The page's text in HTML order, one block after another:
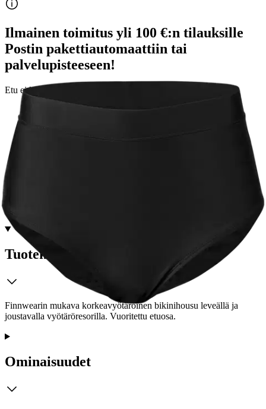
Ilmainen toimitus yli 100 €:n tilauksille
Postin pakettiautomaattiin tai
palvelupisteeseen!
Etu ei koske Suuri‑lisäpalvelulla toimitettavia tuotteita.
Tarkista myymäläsaatavuus
Tuotekuvaus
Finnwearin mukava korkeavyötäröinen bikinihousu leveällä ja
joustavalla vyötäröresorilla. Vuoritettu etuosa.
Ominaisuudet